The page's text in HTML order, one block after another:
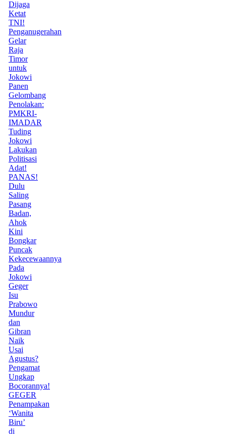
Dijaga
Ketat
TNI!
Penganugerahan
Gelar
Raja
Timor
untuk
Jokowi
Panen
Gelombang
Penolakan:
PMKRI-
IMADAR
Tuding
Jokowi
Lakukan
Politisasi
Adat!
PANAS!
Dulu
Saling
Pasang
Badan,
Ahok
Kini
Bongkar
Puncak
Kekecewaannya
Pada
Jokowi
Geger
Isu
Prabowo
Mundur
dan
Gibran
Naik
Usai
Agustus?
Pengamat
Ungkap
Bocorannya!
GEGER
Penampakan
‘Wanita
Biru’
di